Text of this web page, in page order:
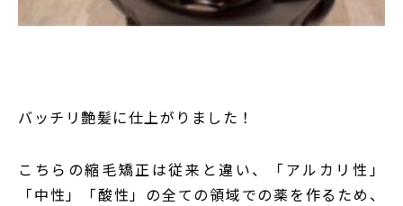
バッチリ艶髪に仕上がりました！
こちらの縮毛矯正は従来と違い、「アルカリ性」
「中性」「酸性」の全ての領域での薬を作るため、